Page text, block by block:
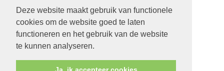
Deze website maakt gebruik van functionele
cookies om de website goed te laten
functioneren en het gebruik van de website
te kunnen analyseren.
Activiteiten
Contact
Information in English